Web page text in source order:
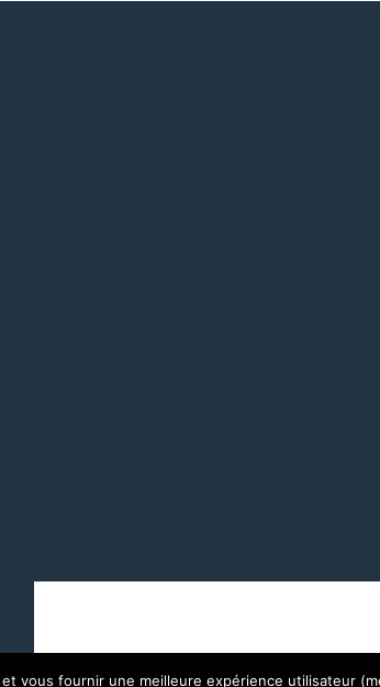
© 2014 - 2026 - 5 Sens Conseils - All
vous fournir une meilleure expérience utilisateur